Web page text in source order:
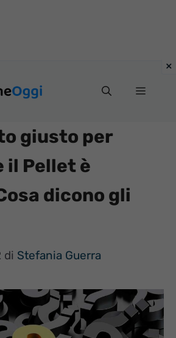
Menu
giusto per
il Pellet è
dicono gli
di Stefania Guerra